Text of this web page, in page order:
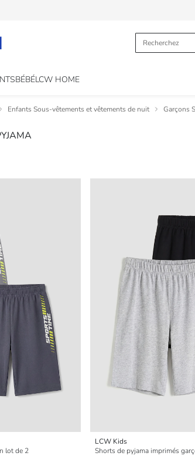
BÉBÉLCW HOME
Enfants Sous-vêtements et vêtements de nuit Garçons
lot de 2
LCW Kids
Shorts de pyjama imprimés